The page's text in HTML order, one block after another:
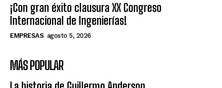
¡Con gran éxito clausura XX Congreso
Internacional de Ingenierías!
EMPRESAS agosto 5, 2026
MÁS POPULAR